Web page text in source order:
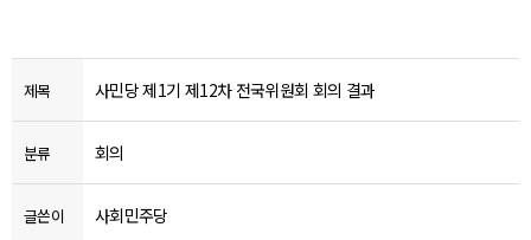
제목 사민당 제1기 제12차 전국위원회 회의 결과
분류 회의
글쓴이 사회민주당